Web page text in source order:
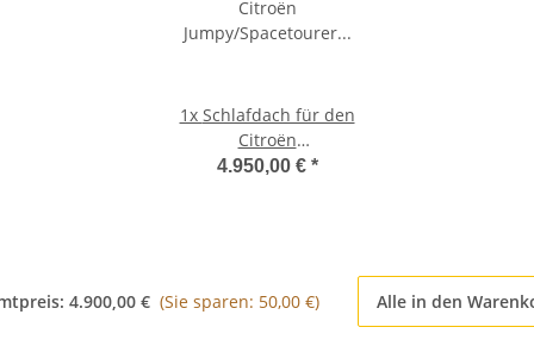
1x Schlafdach für den
Citroën
Jumpy/Spacetourer
4.950,00 € *
4.900,00 € (Sie sparen: 50,00 €) Alle in den